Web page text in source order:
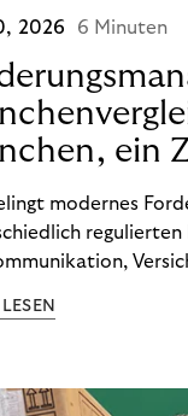
2026 6 Minuten
ein
modernes
regulierten
reduzieren will,